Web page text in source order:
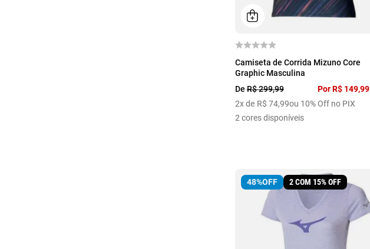
P
Camiseta de Corrida Mizuno Core
Graphic Masculina
DeR$299,99 PorR$ 149,99
2x de R$ 74,99ou 10% Off no PIX
2 cores disponíveis
48%OFF 2 COM 15% OFF